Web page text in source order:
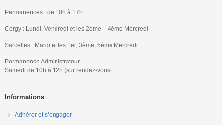
Permanences : de 10h à 17h
Cergy : Lundi, Vendredi et les 2ème – 4ème Mercredi
Sarcelles : Mardi et les 1er, 3ème, 5ème Mercredi
Permanence Administrateur :
Samedi de 10h à 12h (sur rendez-vous)
Informations
Adhérer et s’engager